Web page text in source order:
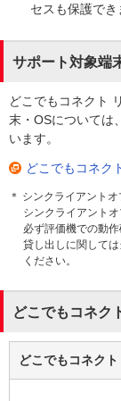
セスも保護でき
サポート対象端
どこでもコネクト
末・OSについては
います。
どこでもコネク
＊ シンクライアント
シンクライアント
必ず評価機での動
貸し出しに関して
ください。
どこでもコネク
どこでもコネクト